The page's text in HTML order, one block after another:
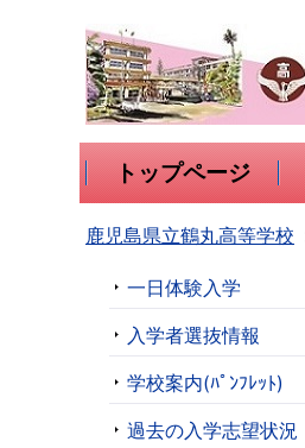
トップページ
鹿児島県立鶴丸高等学校
一日体験入学
入学者選抜情報
学校案内(ﾊﾟﾝﾌﾚｯﾄ)
過去の入学志望状況